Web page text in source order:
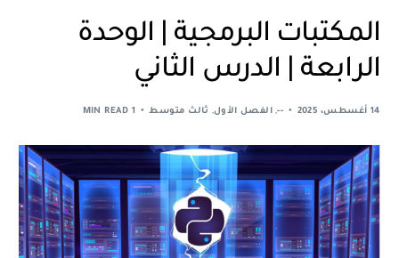
المكتبات البرمجية | الوحدة
الرابعة | الدرس الثاني
14 أغسطس، 2025 --
, الفصل الأول, ثالث متوسط 1 MIN READ